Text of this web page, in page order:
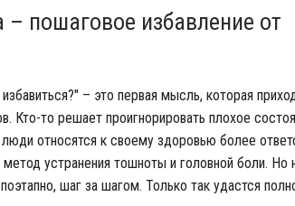
– пошаговое избавление от
– это первая мысль, которая
Кто-то решает проигнорировать плохое
относятся к своему здоровью более
устранения тошноты и головной боли. Но
шаг за шагом. Только так удастся